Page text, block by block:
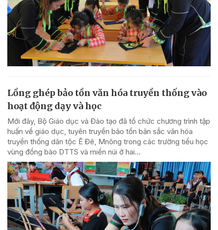
Lồng ghép bảo tồn văn hóa truyền thống vào
hoạt động dạy và học
Mới đây, Bộ Giáo dục và Đào tạo đã tổ chức chương trình tập
huấn về giáo dục, tuyên truyền bảo tồn bản sắc văn hóa
truyền thống dân tộc Ê Đê, Mnông trong các trường tiểu học
vùng đồng bào DTTS và miền núi ở hai...